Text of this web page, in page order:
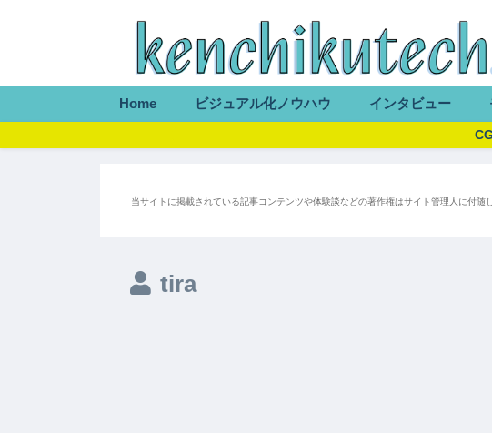
Home ビジュアル化ノウハウ インタビュー
当サイトに掲載されている記事コンテンツや体験談などの著作権はサイト管理人に付
tira